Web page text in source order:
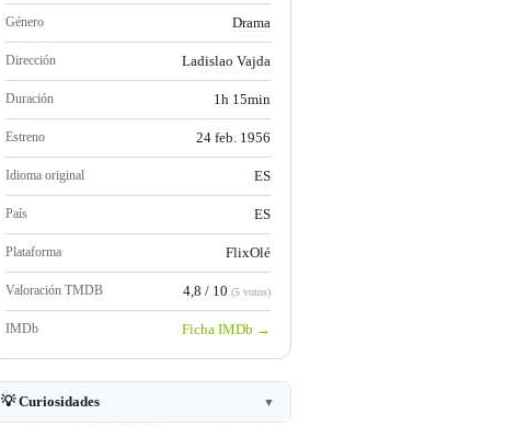
Género Drama
Dirección Ladislao Vajda
Duración 1h 15min
Estreno 24 feb. 1956
Idioma original ES
País ES
Plataforma FlixOlé
Valoración TMDB 4,8 / 10 (5 votos)
IMDb Ficha IMDb →
💡 Curiosidades ▼